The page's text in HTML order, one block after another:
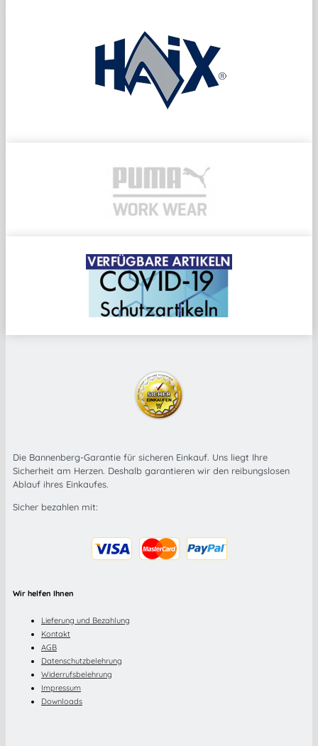
Die Bannenberg-Garantie für sicheren Einkauf. Uns liegt Ihre
Sicherheit am Herzen. Deshalb garantieren wir den reibungslosen
Ablauf ihres Einkaufes.
Sicher bezahlen mit:
Wir helfen Ihnen
Lieferung und Bezahlung
Kontakt
AGB
Datenschutzbelehrung
Widerrufsbelehrung
Impressum
Downloads